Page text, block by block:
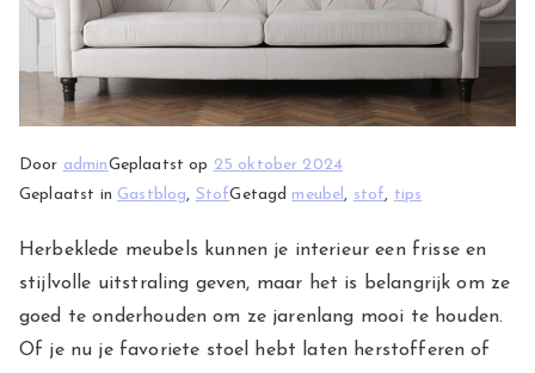
Door adminGeplaatst op 25 oktober 2024
Geplaatst in Gastblog, StofGetagd meubel, stof, tips
Herbeklede meubels kunnen je interieur een frisse en
stijlvolle uitstraling geven, maar het is belangrijk om ze
goed te onderhouden om ze jarenlang mooi te houden.
Of je nu je favoriete stoel hebt laten herstofferen of